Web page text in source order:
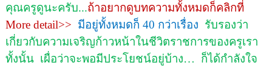
คุณครูดูนะครับ...ถ้าอยากดูบทความทั้งหมดก็คลิกที่
More detail>> มีอยู่ทั้งหมดก็ 40 กว่าเรื่อง รับรองว่า
เกี่ยวกับความเจริญก้าวหน้าในชีวิตราชการของครูเรา
ทั้งนั้น เผื่อว่าจะพอมีประโยชน์อยู่บ้าง…
ก็ได้กำลังใจ